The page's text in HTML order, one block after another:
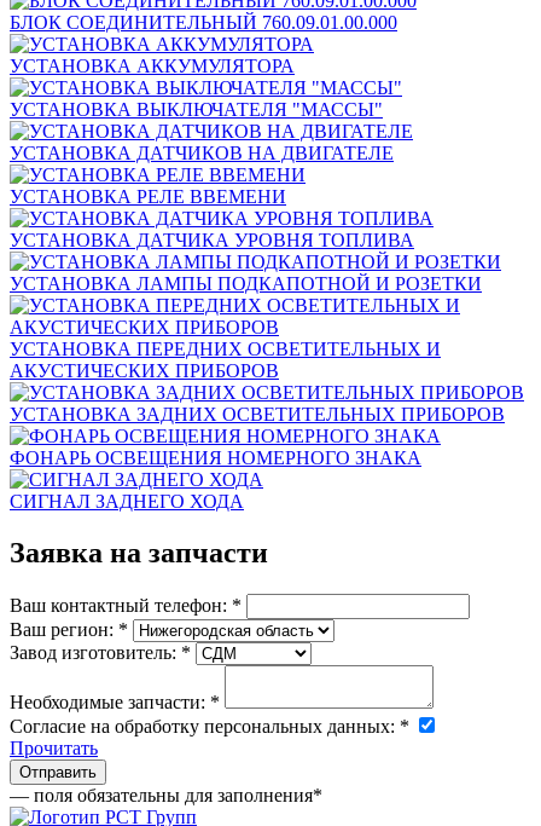
БЛОК СОЕДИНИТЕЛЬНЫЙ 760.09.01.00.000
УСТАНОВКА АККУМУЛЯТОРА
УСТАНОВКА ВЫКЛЮЧАТЕЛЯ "МАССЫ"
УСТАНОВКА ДАТЧИКОВ НА ДВИГАТЕЛЕ
УСТАНОВКА РЕЛЕ ВВЕМЕНИ
УСТАНОВКА ДАТЧИКА УРОВНЯ ТОПЛИВА
УСТАНОВКА ЛАМПЫ ПОДКАПОТНОЙ И РОЗЕТКИ
УСТАНОВКА ПЕРЕДНИХ ОСВЕТИТЕЛЬНЫХ И
АКУСТИЧЕСКИХ ПРИБОРОВ
УСТАНОВКА ЗАДНИХ ОСВЕТИТЕЛЬНЫХ ПРИБОРОВ
ФОНАРЬ ОСВЕЩЕНИЯ НОМЕРНОГО ЗНАКА
СИГНАЛ ЗАДНЕГО ХОДА
Заявка на запчасти
Ваш контактный телефон: *
Ваш регион: *
Завод изготовитель: *
Необходимые запчасти: *
Согласие на обработку персональных данных: *
Прочитать
— поля обязательны для заполнения*